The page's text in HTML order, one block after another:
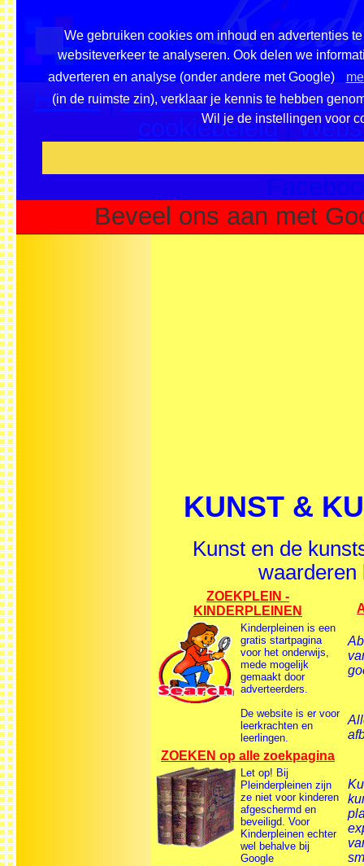
We gebruiken cookies om inhoud en advertenties
websiteverkeer te analyseren. Ook delen we
adverteren en analyse (onder andere met Google)
(in de ruimste zin), verklaar je kennis te hebben
Wil je de instellingen voor
Home|Overzicht
cookiebeleid|
Beveel ons aan met
KUNST &
Kunst en de
waarderen
ZOEKPLEIN -
KINDERPLEINEN
Kinderpleinen is een
gratis startpagina
voor het onderwijs,
mede mogelijk
gemaakt door
adverteerders.
De website is er voor
leerkrachten en
leerlingen.
ZOEKEN op alle zoekpagina
Let op! Bij
Pleinderpleinen zijn
ze niet voor kinderen
afgeschermd en
beveiligd. Voor
Kinderpleinen echter
wel behalve bij
Google